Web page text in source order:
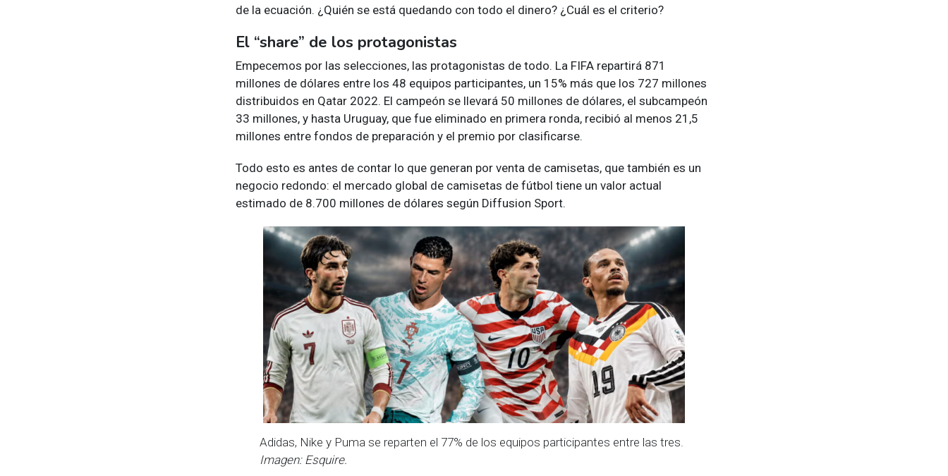
de la ecuación. ¿Quién se está quedando con todo el dinero? ¿Cuál es el criterio?
El “share” de los protagonistas
Empecemos por las selecciones, las protagonistas de todo. La FIFA repartirá 871
millones de dólares entre los 48 equipos participantes, un 15% más que los 727 millones
distribuidos en Qatar 2022. El campeón se llevará 50 millones de dólares, el subcampeón
33 millones, y hasta Uruguay, que fue eliminado en primera ronda, recibió al menos 21,5
millones entre fondos de preparación y el premio por clasificarse.
Todo esto es antes de contar lo que generan por venta de camisetas, que también es un
negocio redondo: el mercado global de camisetas de fútbol tiene un valor actual
estimado de 8.700 millones de dólares según Diffusion Sport.
Adidas, Nike y Puma se reparten el 77% de los equipos participantes entre las tres.
Imagen: Esquire.